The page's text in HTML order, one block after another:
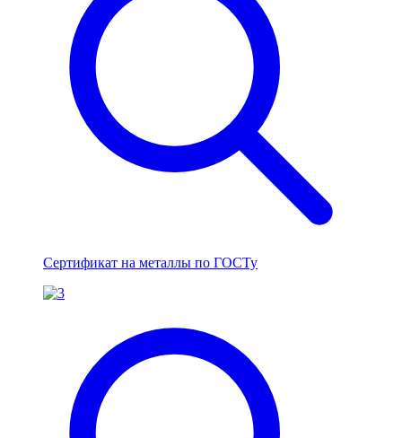
Сертификат на металлы по ГОСТу